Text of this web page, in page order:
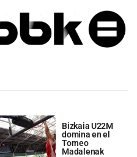
Bizkaia U22M
domina en el
Torneo
Madalenak